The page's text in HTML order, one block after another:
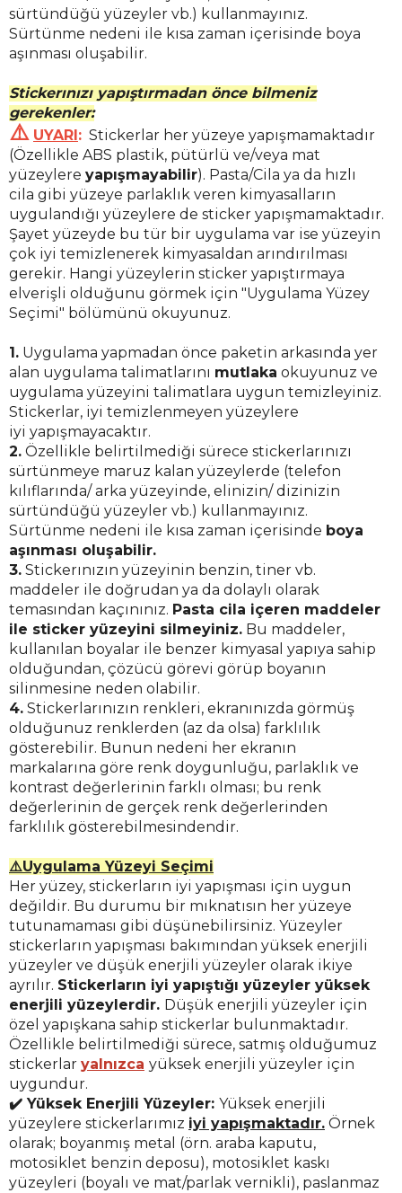
sürtündüğü yüzeyler vb.) kullanmayınız.
Sürtünme nedeni ile kısa zaman içerisinde boya
aşınması oluşabilir.
Stickerınızı yapıştırmadan önce bilmeniz
gerekenler:
⚠️ UYARI : Stickerlar her yüzeye yapışmamaktadır
(Özellikle ABS plastik, pütürlü ve/veya mat
yüzeylere yapışmayabilir). Pasta/Cila ya da hızlı
cila gibi yüzeye parlaklık veren kimyasalların
uygulandığı yüzeylere de sticker yapışmamaktadır.
Şayet yüzeyde bu tür bir uygulama var ise yüzeyin
çok iyi temizlenerek kimyasaldan arındırılması
gerekir. Hangi yüzeylerin sticker yapıştırmaya
elverişli olduğunu görmek için "Uygulama Yüzey
Seçimi" bölümünü okuyunuz.
1. Uygulama yapmadan önce paketin arkasında yer
alan uygulama talimatlarını mutlaka okuyunuz ve
uygulama yüzeyini talimatlara uygun temizleyiniz.
Stickerlar, iyi temizlenmeyen yüzeylere
iyi yapışmayacaktır.
2. Özellikle belirtilmediği sürece stickerlarınızı
sürtünmeye maruz kalan yüzeylerde (telefon
kılıflarında/ arka yüzeyinde, elinizin/ dizinizin
sürtündüğü yüzeyler vb.) kullanmayınız.
Sürtünme nedeni ile kısa zaman içerisinde boya
aşınması oluşabilir.
3. Stickerınızın yüzeyinin benzin, tiner vb.
maddeler ile doğrudan ya da dolaylı olarak
temasından kaçınınız. Pasta cila içeren maddeler
ile sticker yüzeyini silmeyiniz. Bu maddeler,
kullanılan boyalar ile benzer kimyasal yapıya sahip
olduğundan, çözücü görevi görüp boyanın
silinmesine neden olabilir.
4. Stickerlarınızın renkleri, ekranınızda görmüş
olduğunuz renklerden (az da olsa) farklılık
gösterebilir. Bunun nedeni her ekranın
markalarına göre renk doygunluğu, parlaklık ve
kontrast değerlerinin farklı olması; bu renk
değerlerinin de gerçek renk değerlerinden
farklılık gösterebilmesindendir.
⚠️Uygulama Yüzeyi Seçimi
Her yüzey, stickerların iyi yapışması için uygun
değildir. Bu durumu bir mıknatısın her yüzeye
tutunamaması gibi düşünebilirsiniz. Yüzeyler
stickerların yapışması bakımından yüksek enerjili
yüzeyler ve düşük enerjili yüzeyler olarak ikiye
ayrılır. Stickerların iyi yapıştığı yüzeyler yüksek
enerjili yüzeylerdir. Düşük enerjili yüzeyler için
özel yapışkana sahip stickerlar bulunmaktadır.
Özellikle belirtilmediği sürece, satmış olduğumuz
stickerlar yalnızca yüksek enerjili yüzeyler için
uygundur.
✔️ Yüksek Enerjili Yüzeyler: Yüksek enerjili
yüzeylere stickerlarımız iyi yapışmaktadır. Örnek
olarak; boyanmış metal (örn. araba kaputu,
motosiklet benzin deposu), motosiklet kaskı
yüzeyleri (boyalı ve mat/parlak vernikli), paslanmaz